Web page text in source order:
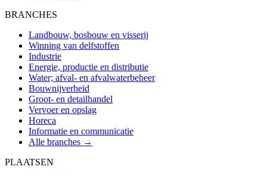
BRANCHES
Landbouw, bosbouw en visserij
Winning van delfstoffen
Industrie
Energie, productie en distributie
Water; afval- en afvalwaterbeheer
Bouwnijverheid
Groot- en detailhandel
Vervoer en opslag
Horeca
Informatie en communicatie
Alle branches →
PLAATSEN